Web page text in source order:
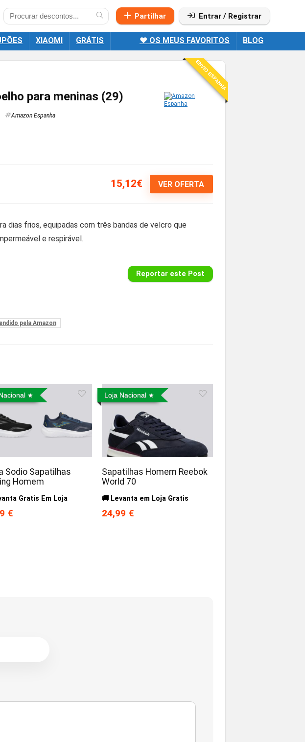
Partilhar Entrar / Registrar
XIAOMI GRÁTIS ❤️ OS MEUS FAVORITOS BLOG
ENVIO ESPANHA
para meninas (29)
Amazon Espanha
15,12€ VER OFERTA
dias frios, equipadas com três bandas de velcro que
e respirável.
Reportar este Post
pela Amazon
Sodio Sapatilhas
Homem
Gratis Em Loja
€
Loja Nacional
Sapatilhas Homem Reebok
World 70
🚚 Levanta em Loja Gratis
24,99 €